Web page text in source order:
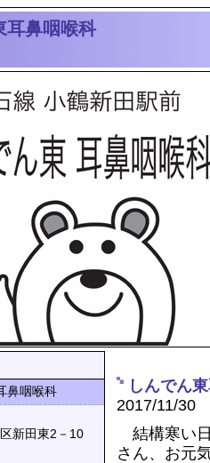
耳鼻咽喉科
鼻咽喉科
0039
新田東2－10
しんでん
2017/11/30
結構寒い
さん、お元